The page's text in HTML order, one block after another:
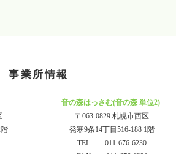
事業所情報
音の森はっさむ(音の森 単位2)
〒063-0829 札幌市西区
発寒9条14丁目516-188 1階
TEL 011-676-6230